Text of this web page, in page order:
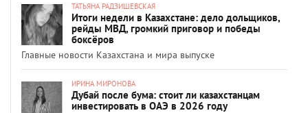
ТАТЬЯНА РАДЗИШЕВСКАЯ
Итоги недели в Казахстане: дело дольщиков,
рейды МВД, громкий приговор и победы
боксёров
Главные новости Казахстана и мира выпуске
ИРИНА МИРОНОВА
Дубай после бума: стоит ли казахстанцам
инвестировать в ОАЭ в 2026 году